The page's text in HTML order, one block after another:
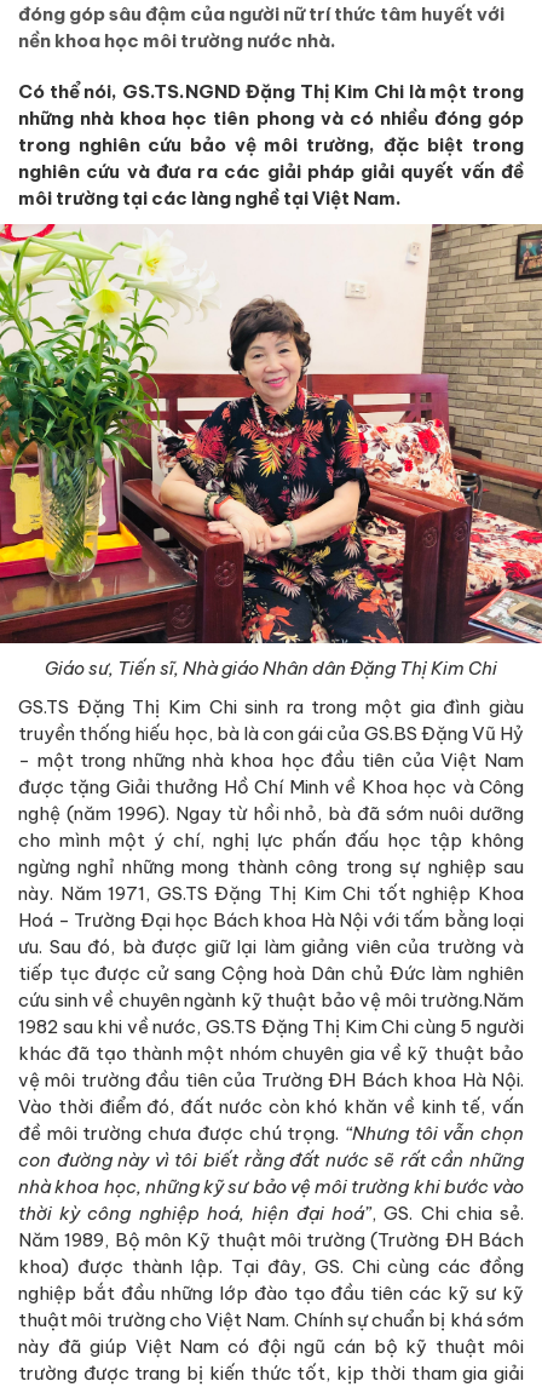
đóng góp sâu đậm của người nữ trí thức tâm huyết với
nền khoa học môi trường nước nhà.
Có thể nói, GS.TS.NGND Đặng Thị Kim Chi là một trong
những nhà khoa học tiên phong và có nhiều đóng góp
trong nghiên cứu bảo vệ môi trường, đặc biệt trong
nghiên cứu và đưa ra các giải pháp giải quyết vấn đề
môi trường tại các làng nghề tại Việt Nam.
Giáo sư, Tiến sĩ, Nhà giáo Nhân dân Đặng Thị Kim Chi
GS.TS Đặng Thị Kim Chi sinh ra trong một gia đình giàu
truyền thống hiếu học, bà là con gái của GS.BS Đặng Vũ Hỷ
- một trong những nhà khoa học đầu tiên của Việt Nam
được tặng Giải thưởng Hồ Chí Minh về Khoa học và Công
nghệ (năm 1996). Ngay từ hồi nhỏ, bà đã sớm nuôi dưỡng
cho mình một ý chí, nghị lực phấn đấu học tập không
ngừng nghỉ những mong thành công trong sự nghiệp sau
này. Năm 1971, GS.TS Đặng Thị Kim Chi tốt nghiệp Khoa
Hoá - Trường Đại học Bách khoa Hà Nội với tấm bằng loại
ưu. Sau đó, bà được giữ lại làm giảng viên của trường và
tiếp tục được cử sang Cộng hoà Dân chủ Đức làm nghiên
cứu sinh về chuyên ngành kỹ thuật bảo vệ môi trường.Năm
1982 sau khi về nước, GS.TS Đặng Thị Kim Chi cùng 5 người
khác đã tạo thành một nhóm chuyên gia về kỹ thuật bảo
vệ môi trường đầu tiên của Trường ĐH Bách khoa Hà Nội.
Vào thời điểm đó, đất nước còn khó khăn về kinh tế, vấn
đề môi trường chưa được chú trọng. “Nhưng tôi vẫn chọn
con đường này vì tôi biết rằng đất nước sẽ rất cần những
nhà khoa học, những kỹ sư bảo vệ môi trường khi bước vào
thời kỳ công nghiệp hoá, hiện đại hoá”, GS. Chi chia sẻ.
Năm 1989, Bộ môn Kỹ thuật môi trường (Trường ĐH Bách
khoa) được thành lập. Tại đây, GS. Chi cùng các đồng
nghiệp bắt đầu những lớp đào tạo đầu tiên các kỹ sư kỹ
thuật môi trường cho Việt Nam. Chính sự chuẩn bị khá sớm
này đã giúp Việt Nam có đội ngũ cán bộ kỹ thuật môi
trường được trang bị kiến thức tốt, kịp thời tham gia giải